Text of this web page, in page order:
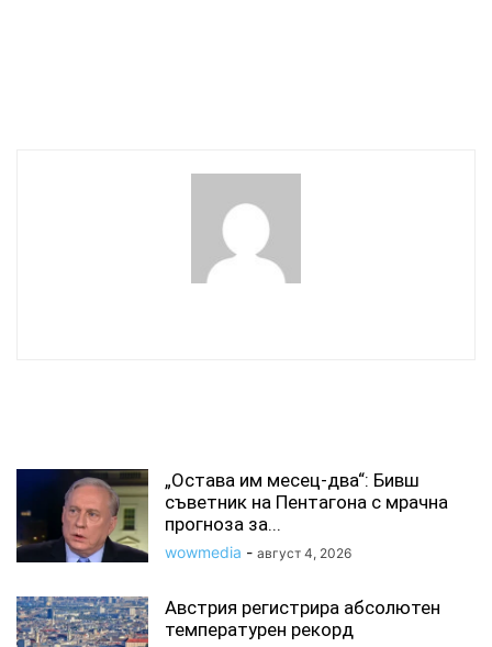
„Остава им месец-два“: Бивш
съветник на Пентагона с мрачна
прогноза за...
wowmedia - август 4, 2026
Австрия регистрира абсолютен
температурен рекорд